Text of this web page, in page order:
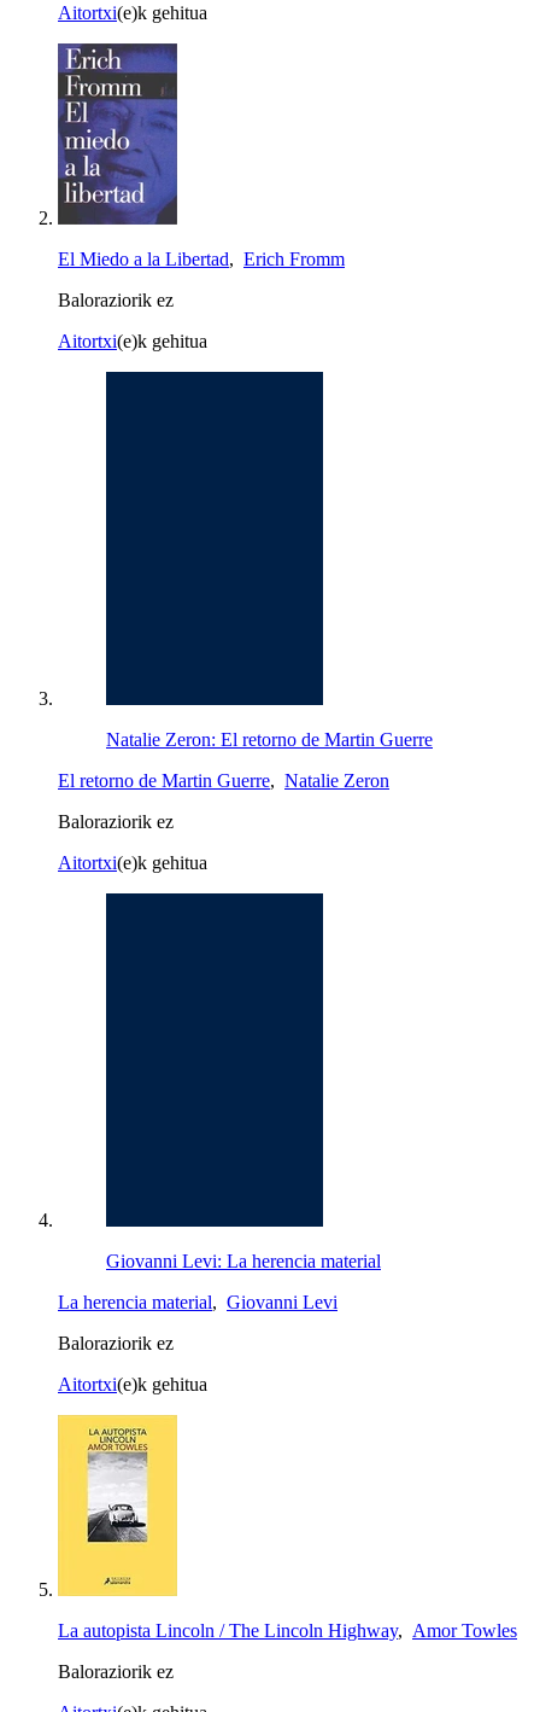
Aitortxi(e)k gehitua
El Miedo a la Libertad, Erich Fromm
Baloraziorik ez
Aitortxi(e)k gehitua
Natalie Zeron: El retorno de Martin Guerre
El retorno de Martin Guerre, Natalie Zeron
Baloraziorik ez
Aitortxi(e)k gehitua
Giovanni Levi: La herencia material
La herencia material, Giovanni Levi
Baloraziorik ez
Aitortxi(e)k gehitua
La autopista Lincoln / The Lincoln Highway, Amor Towles
Baloraziorik ez